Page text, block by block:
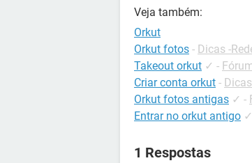
Veja também:
Orkut
Orkut fotos - Dicas -
Takeout orkut ✓ -
Criar conta orkut -
Orkut fotos antigas ✓ -
Entrar no orkut antigo ✓
1 Respostas